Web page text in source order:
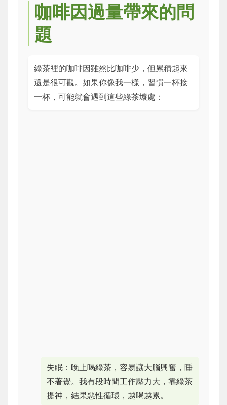
咖啡因過量帶來的問
題
綠茶裡的咖啡因雖然比咖啡少，但累積起來
還是很可觀。如果你像我一樣，習慣一杯接
一杯，可能就會遇到這些綠茶壞處：
失眠：晚上喝綠茶，容易讓大腦興奮，睡
不著覺。我有段時間工作壓力大，靠綠茶
提神，結果惡性循環，越喝越累。